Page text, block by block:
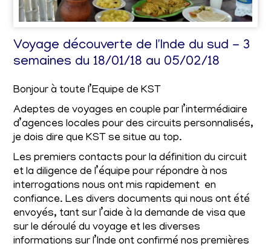
Voyage découverte de l'Inde du sud - 3
semaines du 18/01/18 au 05/02/18
Bonjour à toute l’Equipe de KST
Adeptes de voyages en couple par l’intermédiaire
d’agences locales pour des circuits personnalisés,
je dois dire que KST se situe au top.
Les premiers contacts pour la définition du circuit
et la diligence de l’équipe pour répondre à nos
interrogations nous ont mis rapidement en
confiance. Les divers documents qui nous ont été
envoyés, tant sur l’aide à la demande de visa que
sur le déroulé du voyage et les diverses
informations sur l’Inde ont confirmé nos premières